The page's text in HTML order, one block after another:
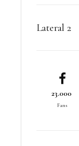
Lateral 2
23.000
Fans